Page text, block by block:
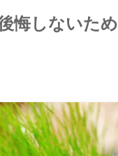
悔しないた